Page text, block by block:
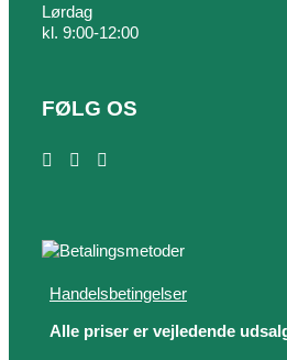
Lørdag
kl. 9:00-12:00
FØLG OS
Handelsbetingelser
Alle priser er vejledende